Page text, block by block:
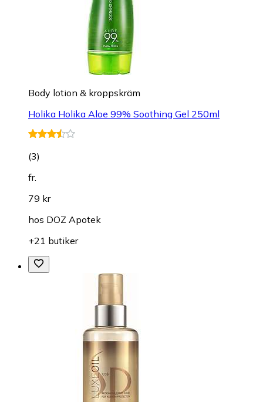
Body lotion & kroppskräm
Holika Holika Aloe 99% Soothing Gel 250ml
(3)
fr.
79 kr
hos DOZ Apotek
+21 butiker